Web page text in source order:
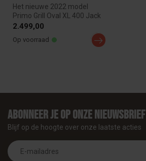
Het nieuwe 2022 model
Primo Grill Oval XL 400 Jack
Daniels Solo is perfect om
2.499,00
Op voorraad
Abonneer je op onze nieuwsbrief
Blijf op de hoogte over onze laatste acties